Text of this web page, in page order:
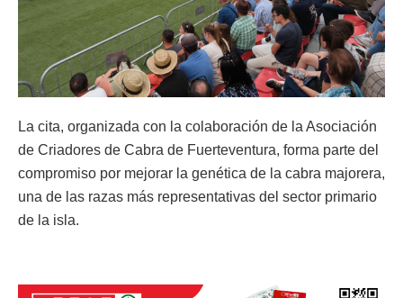
La cita, organizada con la colaboración de la Asociación
de Criadores de Cabra de Fuerteventura, forma parte del
compromiso por mejorar la genética de la cabra majorera,
una de las razas más representativas del sector primario
de la isla.